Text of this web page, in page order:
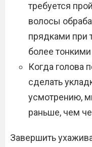
требуется
волосы
прядками при
более
Когда голова
сделать
усмотрению,
раньше, чем
Завершить